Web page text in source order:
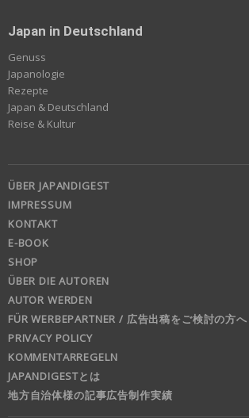
Japan in Deutschland
Genuss
Japanologie
Rezepte
Japan & Deutschland
Reise & Kultur
ÜBER JAPANDIGEST
IMPRESSUM
KONTAKT
E-BOOK
SHOP
ÜBER DIE AUTOREN
AUTOR WERDEN
FÜR WERBEPARTNER / 広告出稿をご検討の方へ
PRIVACY POLICY
KOMMENTARREGELN
JAPANDIGESTとは
地方自治体様の記事広告制作実績